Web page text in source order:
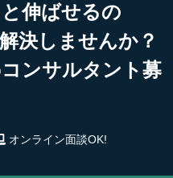
伸ばせるの
決しませんか？
ンサルタント募
オンライン面談OK!